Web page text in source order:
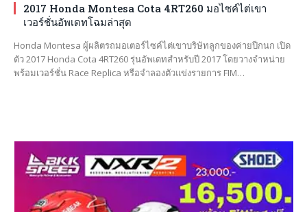
2017 Honda Montesa Cota 4RT260 มอไซค์ไต่เขา
เวอร์ชั่นอัพเดทโฉมล่าสุด
Honda Montesa ผู้ผลิตรถมอเตอร์ไซค์ไต่เขาบริษัทลูกของค่ายปีกนก เปิด
ตัว 2017 Honda Cota 4RT260 รุ่นอัพเดทสำหรับปี 2017 โดยวางจำหน่าย
พร้อมเวอร์ชั่น Race Replica หรือจำลองตัวแข่งรายการ FIM…